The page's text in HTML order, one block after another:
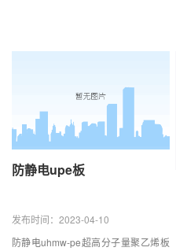
防静电upe板
发布时间：2023-04-10
防静电uhmw-pe超高分子量聚乙烯板